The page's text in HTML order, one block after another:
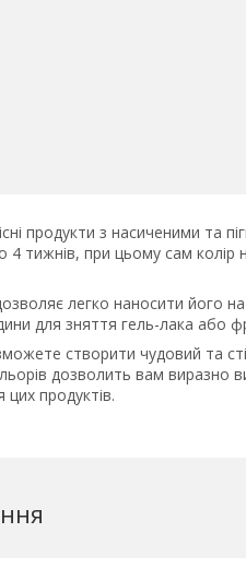
продукти з насиченими та
4 тижнів, при цьому сам
легко наносити його
для зняття гель-лака або
створити чудовий та
дозволить вам виразно
продуктів.